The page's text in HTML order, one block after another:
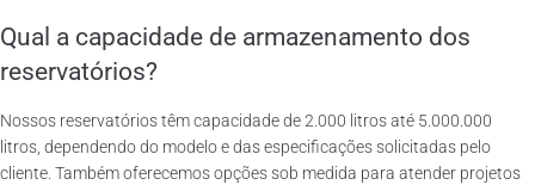
Qual a capacidade de armazenamento dos
reservatórios?
Nossos reservatórios têm capacidade de 2.000 litros até 5.000.000
litros, dependendo do modelo e das especificações solicitadas pelo
cliente. Também oferecemos opções sob medida para atender projetos